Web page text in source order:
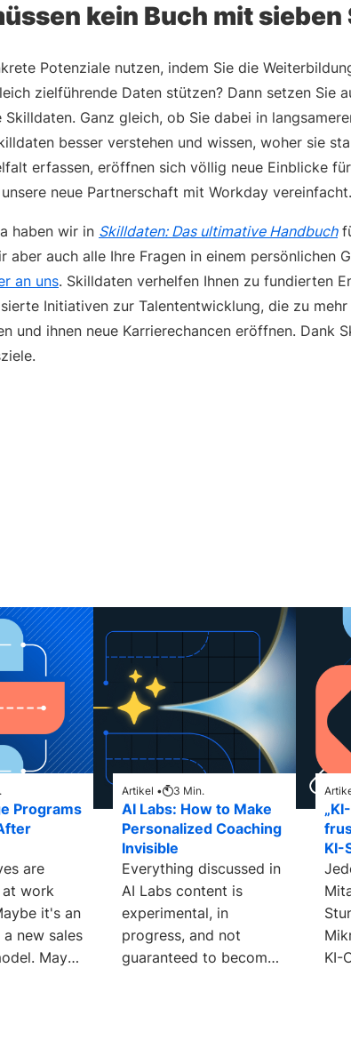
kein Buch mit sieben
Potenziale nutzen, indem Sie die
zielführende Daten stützen? Dann setzen Sie
Ganz gleich, ob Sie dabei in
besser verstehen und wissen, woher sie
erfassen, eröffnen sich völlig neue Einblicke
neue Partnerschaft mit Workday vereinfacht.
haben wir in Skilldaten: Das ultimative Handbuch
aber auch alle Ihre Fragen in einem persönlichen
an uns. Skilldaten verhelfen Ihnen zu fundierten
Initiativen zur Talententwicklung, die zu
und ihnen neue Karrierechancen eröffnen. Dank
Programs
are
at work
it's an
new sales
Maybe
Artikel • 3 Min.
AI Labs: How to Make
Personalized Coaching
Invisible
Everything discussed in
AI Labs content is
experimental, in
progress, and not
guaranteed to become
KI-
KI-